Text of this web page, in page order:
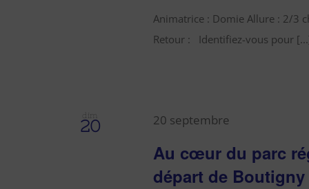
Animatrice : Domie Allure : 2/3
Retour : Identifiez-vous pour
dim
20
Au cœur du parc
départ de Boutigny
20 septembre